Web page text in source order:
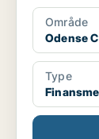
Område
Odense C
Type